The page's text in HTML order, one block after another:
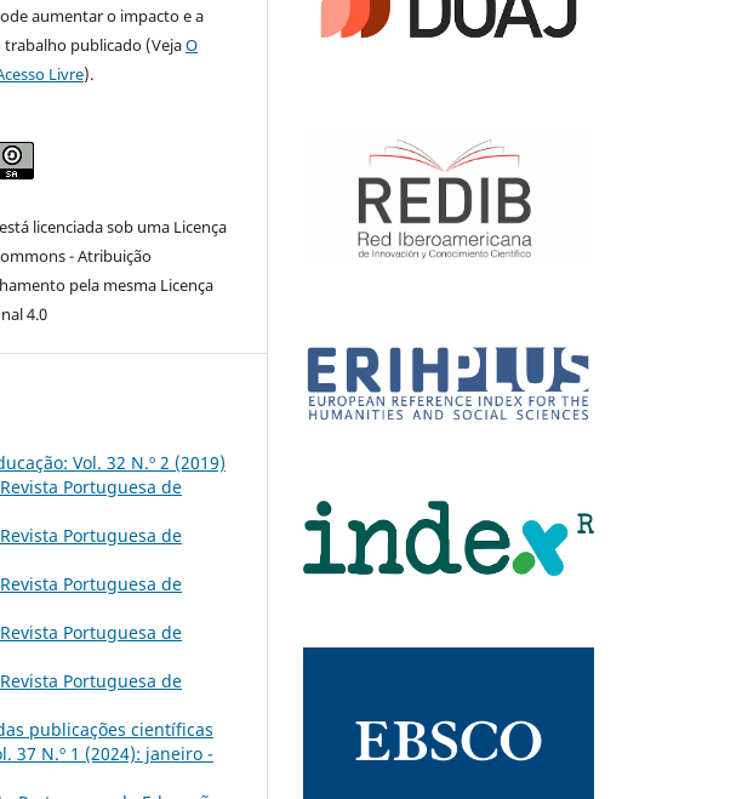
aumentar o impacto e a
trabalho publicado (VejaO
Livre).
licenciada sob uma Licença
- Atribuição
pela mesma Licença
4.0
Vol. 32 N.º 2 (2019)
Revista Portuguesa de
Revista Portuguesa de
Revista Portuguesa de
Revista Portuguesa de
Revista Portuguesa de
publicações científicas
37 N.º 1 (2024): janeiro -